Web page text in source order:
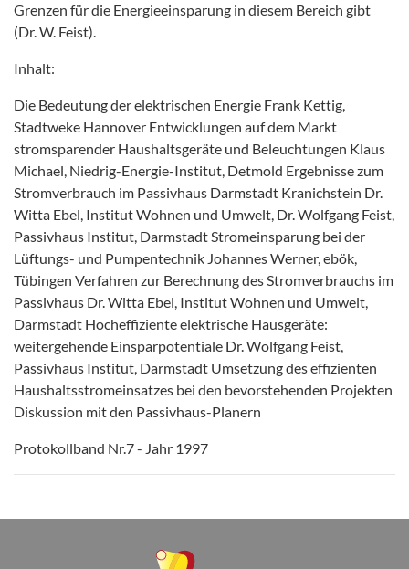
Grenzen für die Energieeinsparung in diesem Bereich gibt
(Dr. W. Feist).
Inhalt:
Die Bedeutung der elektrischen Energie Frank Kettig,
Stadtweke Hannover Entwicklungen auf dem Markt
stromsparender Haushaltsgeräte und Beleuchtungen Klaus
Michael, Niedrig-Energie-Institut, Detmold Ergebnisse zum
Stromverbrauch im Passivhaus Darmstadt Kranichstein Dr.
Witta Ebel, Institut Wohnen und Umwelt, Dr. Wolfgang Feist,
Passivhaus Institut, Darmstadt Stromeinsparung bei der
Lüftungs- und Pumpentechnik Johannes Werner, ebök,
Tübingen Verfahren zur Berechnung des Stromverbrauchs im
Passivhaus Dr. Witta Ebel, Institut Wohnen und Umwelt,
Darmstadt Hocheffiziente elektrische Hausgeräte:
weitergehende Einsparpotentiale Dr. Wolfgang Feist,
Passivhaus Institut, Darmstadt Umsetzung des effizienten
Haushaltsstromeinsatzes bei den bevorstehenden Projekten
Diskussion mit den Passivhaus-Planern
Protokollband Nr.7 - Jahr 1997